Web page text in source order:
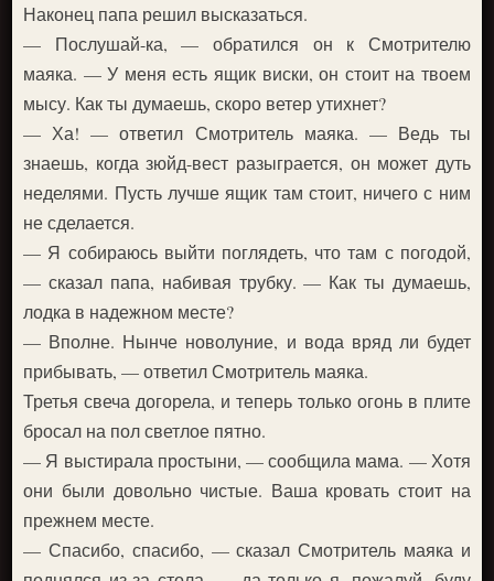
Наконец папа решил высказаться.
— Послушай-ка, — обратился он к Смотрителю
маяка. — У меня есть ящик виски, он стоит на твоем
мысу. Как ты думаешь, скоро ветер утихнет?
— Ха! — ответил Смотритель маяка. — Ведь ты
знаешь, когда зюйд-вест разыграется, он может дуть
неделями. Пусть лучше ящик там стоит, ничего с ним
не сделается.
— Я собираюсь выйти поглядеть, что там с погодой,
— сказал папа, набивая трубку. — Как ты думаешь,
лодка в надежном месте?
— Вполне. Нынче новолуние, и вода вряд ли будет
прибывать, — ответил Смотритель маяка.
Третья свеча догорела, и теперь только огонь в плите
бросал на пол светлое пятно.
— Я выстирала простыни, — сообщила мама. — Хотя
они были довольно чистые. Ваша кровать стоит на
прежнем месте.
— Спасибо, спасибо, — сказал Смотритель маяка и